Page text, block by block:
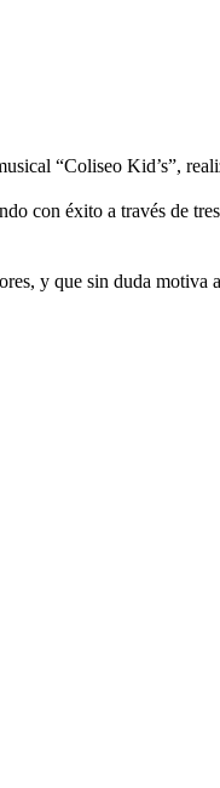
“Coliseo Kid’s”,
con éxito a través de
y que sin duda motiva